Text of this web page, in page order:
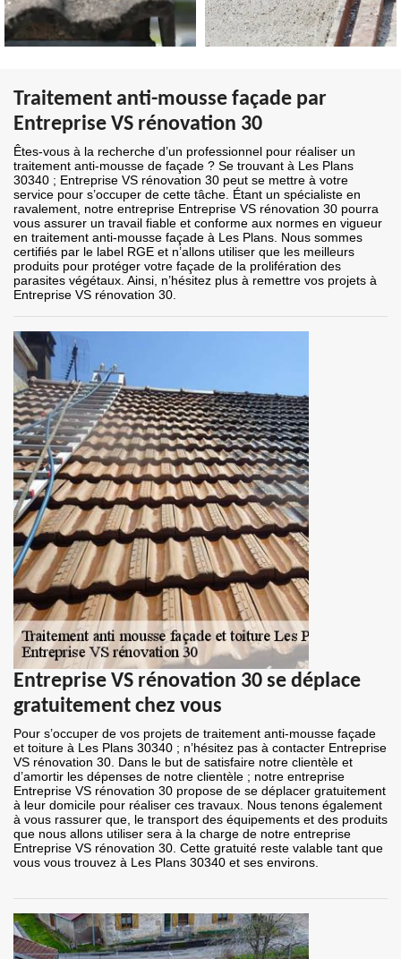
Traitement anti-mousse façade par
Entreprise VS rénovation 30
Êtes-vous à la recherche d’un professionnel pour réaliser un
traitement anti-mousse de façade ? Se trouvant à Les Plans
30340 ; Entreprise VS rénovation 30 peut se mettre à votre
service pour s’occuper de cette tâche. Étant un spécialiste en
ravalement, notre entreprise Entreprise VS rénovation 30 pourra
vous assurer un travail fiable et conforme aux normes en vigueur
en traitement anti-mousse façade à Les Plans. Nous sommes
certifiés par le label RGE et n’allons utiliser que les meilleurs
produits pour protéger votre façade de la prolifération des
parasites végétaux. Ainsi, n’hésitez plus à remettre vos projets à
Entreprise VS rénovation 30.
Entreprise VS rénovation 30 se déplace
gratuitement chez vous
Pour s’occuper de vos projets de traitement anti-mousse façade
et toiture à Les Plans 30340 ; n’hésitez pas à contacter Entreprise
VS rénovation 30. Dans le but de satisfaire notre clientèle et
d’amortir les dépenses de notre clientèle ; notre entreprise
Entreprise VS rénovation 30 propose de se déplacer gratuitement
à leur domicile pour réaliser ces travaux. Nous tenons également
à vous rassurer que, le transport des équipements et des produits
que nous allons utiliser sera à la charge de notre entreprise
Entreprise VS rénovation 30. Cette gratuité reste valable tant que
vous vous trouvez à Les Plans 30340 et ses environs.